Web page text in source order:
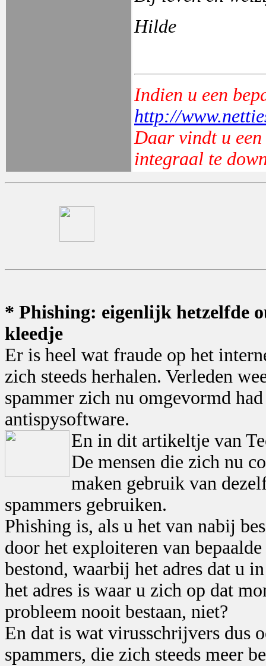
Hilde
Indien u een
http://
Daar vindt u
integraal te
* Phishing: eigenlijk hetzelfde
kleedje
Er is heel wat fraude op het
zich steeds herhalen. Verleden
spammer zich nu omgevormd
antispysoftware.
En in dit artikeltje van
De mensen die zich nu
maken gebruik van
spammers gebruiken.
Phishing is, als u het van nabij
door het exploiteren van
bestond, waarbij het adres dat u
het adres is waar u zich op dat
probleem nooit bestaan, niet?
En dat is wat virusschrijvers dus
spammers, die zich steeds meer